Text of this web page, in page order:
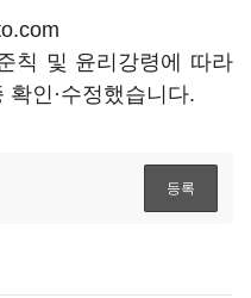
칙 및 윤리강령에 따라
인·수정했습니다.